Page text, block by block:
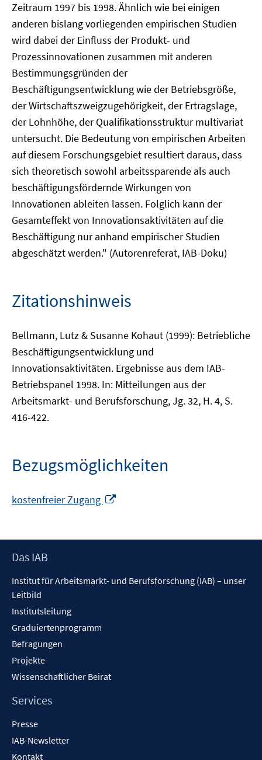
Zeitraum 1997 bis 1998. Ähnlich wie bei einigen
anderen bislang vorliegenden empirischen Studien
wird dabei der Einfluss der Produkt- und
Prozessinnovationen zusammen mit anderen
Bestimmungsgründen der
Beschäftigungsentwicklung wie der Betriebsgröße,
der Wirtschaftszweigzugehörigkeit, der Ertragslage,
der Lohnhöhe, der Qualifikationsstruktur multivariat
untersucht. Die Bedeutung von empirischen Arbeiten
auf diesem Forschungsgebiet resultiert daraus, dass
sich theoretisch sowohl arbeitssparende als auch
beschäftigungsfördernde Wirkungen von
Innovationen ableiten lassen. Folglich kann der
Gesamteffekt von Innovationsaktivitäten auf die
Beschäftigung nur anhand empirischer Studien
abgeschätzt werden." (Autorenreferat, IAB-Doku)
Zitationshinweis
Bellmann, Lutz & Susanne Kohaut (1999): Betriebliche
Beschäftigungsentwicklung und
Innovationsaktivitäten. Ergebnisse aus dem IAB-
Betriebspanel 1998. In: Mitteilungen aus der
Arbeitsmarkt- und Berufsforschung, Jg. 32, H. 4, S.
416-422.
Bezugsmöglichkeiten
kostenfreier Zugang
öffnen
Footer
Das IAB
Institut für Arbeitsmarkt- und Berufsforschung (IAB) – unser
Leitbild
Institutsleitung
Graduiertenprogramm
Befragungen
Projekte
Wissenschaftlicher Beirat
Services
Presse
IAB-Newsletter
Kontakt